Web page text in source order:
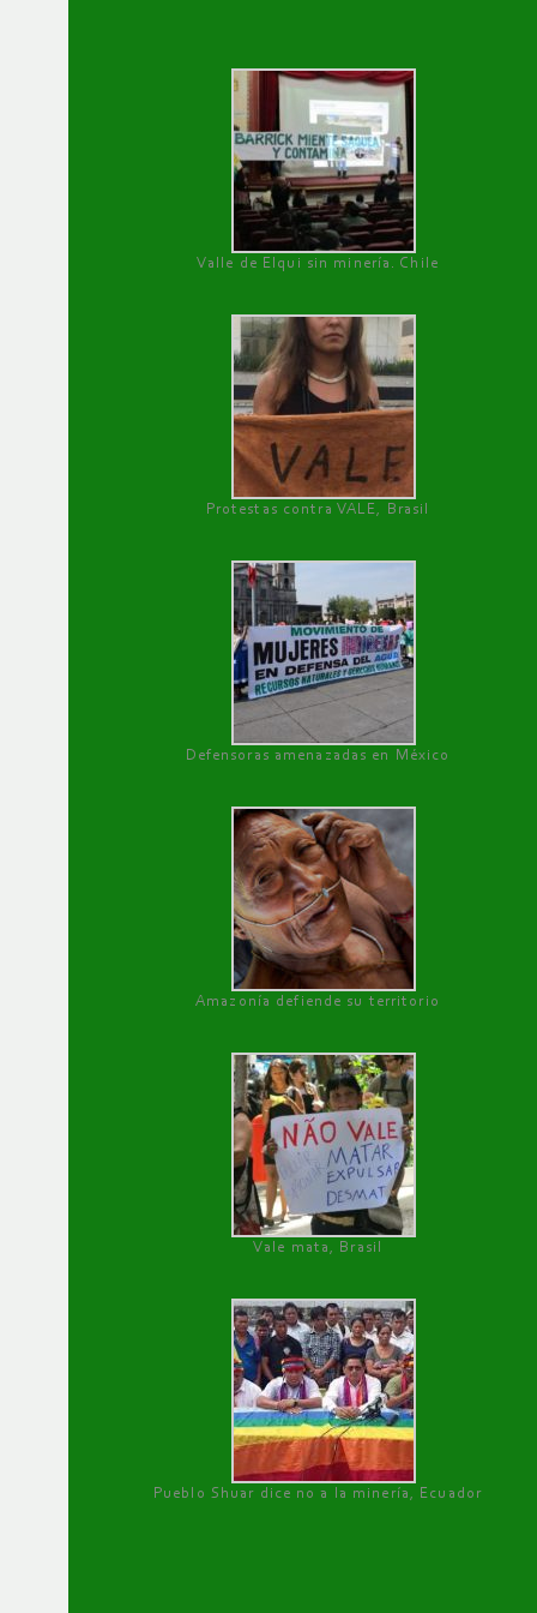
Valle de Elqui sin minería. Chile
Protestas contra VALE, Brasil
Defensoras amenazadas en México
Amazonía defiende su territorio
Vale mata, Brasil
Pueblo Shuar dice no a la minería, Ecuador